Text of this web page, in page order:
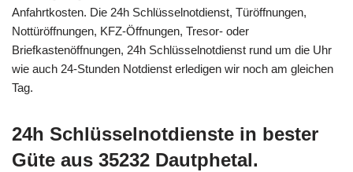
Anfahrtkosten. Die 24h Schlüsselnotdienst, Türöffnungen,
Nottüröffnungen, KFZ-Öffnungen, Tresor- oder
Briefkastenöffnungen, 24h Schlüsselnotdienst rund um die Uhr
wie auch 24-Stunden Notdienst erledigen wir noch am gleichen
Tag.
24h Schlüsselnotdienste in bester
Güte aus 35232 Dautphetal.